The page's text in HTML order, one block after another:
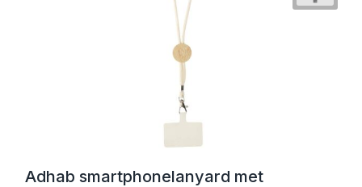
Adhab smartphonelanyard met